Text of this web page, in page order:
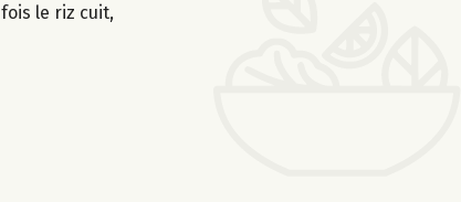
le riz cuit,